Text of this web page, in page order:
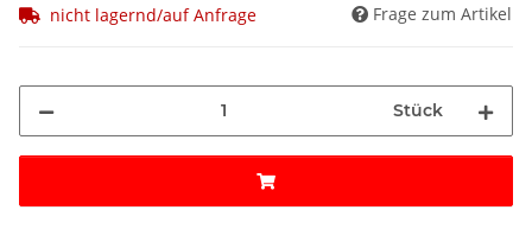
nicht lagernd/auf Anfrage Frage zum Artikel
Stück